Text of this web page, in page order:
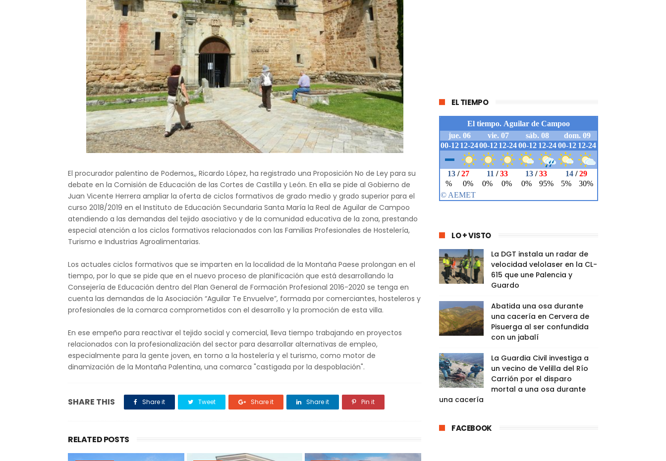
El procurador palentino de Podemos,, Ricardo López, ha registrado una Proposición No de Ley para su
debate en la Comisión de Educación de las Cortes de Castilla y León. En ella se pide al Gobierno de
Juan Vicente Herrera ampliar la oferta de ciclos formativos de grado medio y grado superior para el
curso 2018/2019 en el Instituto de Educación Secundaria Santa María la Real de Aguilar de Campoo
atendiendo a las demandas del tejido asociativo y de la comunidad educativa de la zona, prestando
especial atención a los ciclos formativos relacionados con las Familias Profesionales de Hostelería,
Turismo e Industrias Agroalimentarias.
Los actuales ciclos formativos que se imparten en la localidad de la Montaña Paese prolongan en el
tiempo, por lo que se pide que en el nuevo proceso de planificación que está desarrollando la
Consejería de Educación dentro del Plan General de Formación Profesional 2016-2020 se tenga en
cuenta las demandas de la Asociación “Aguilar Te Envuelve”, formada por comerciantes, hosteleros y
profesionales de la comarca comprometidos con el desarrollo y la promoción de esta villa.
En ese empeño para reactivar el tejido social y comercial, lleva tiempo trabajando en proyectos
relacionados con la profesionalización del sector para desarrollar alternativas de empleo,
especialmente para la gente joven, en torno a la hostelería y el turismo, como motor de
dinamización de la Montaña Palentina, una comarca "castigada por la despoblación".
SHARE THIS Share it Tweet Share it Share it Pin it
RELATED POSTS
EL TIEMPO
LO + VISTO
La DGT instala un radar de
velocidad velolaser en la CL-
615 que une Palencia y
Guardo
Abatida una osa durante
una cacería en Cervera de
Pisuerga al ser confundida
con un jabalí
La Guardia Civil investiga a
un vecino de Velilla del Río
Carrión por el disparo
mortal a una osa durante
una cacería
FACEBOOK